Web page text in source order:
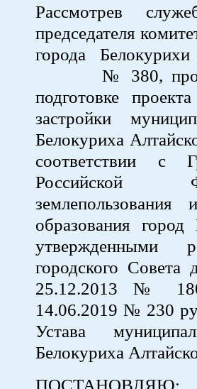
Рассмотрев
председателя
города
№ 380,
подготовке
застройки
Белокуриха
соответствии с
Российской
землепользования
образования город
утвержденными
городского Совета
25.12.2013 №
14.06.2019 № 230
Устава
Белокуриха